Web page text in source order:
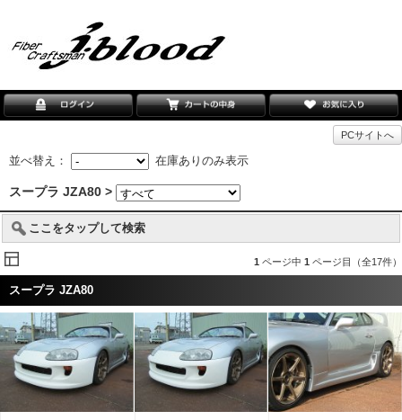
PCサイトへ
並べ替え： 在庫ありのみ表示
スープラ JZA80 >
ここをタップして検索
1 ページ中 1 ページ目（全17件）
スープラ JZA80